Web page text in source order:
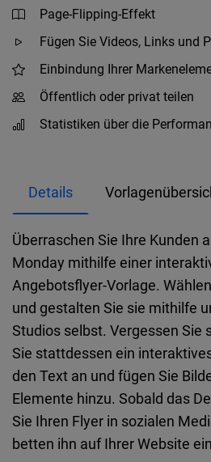
Page-Flipping-Effekt
Fügen Sie Videos, Links und
Einbindung Ihrer
Öffentlich oder privat teilen
Statistiken über die
Details
Überraschen Sie Ihre Kunden
Monday mithilfe einer
Angebotsflyer-Vorlage.
und gestalten Sie sie mithilfe
Studios selbst. Vergessen Sie
Sie stattdessen ein
den Text an und fügen Sie
Elemente hinzu. Sobald das
Sie Ihren Flyer in sozialen
betten ihn auf Ihrer Website